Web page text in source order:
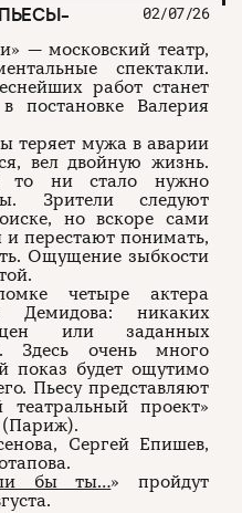
02/07/26
— московский театр,
спектакли.
работ станет
Валерия
теряет мужа в аварии
вел двойную жизнь.
ни стало нужно
Зрители следуют
но вскоре сами
перестают понимать,
Ощущение зыбкости
четыре актера
Демидова: никаких
или заданных
Здесь очень много
показ будет ощутимо
Пьесу представляют
театральный проект»
(Париж).
Сергей Епишев,
бы ты…» пройдут